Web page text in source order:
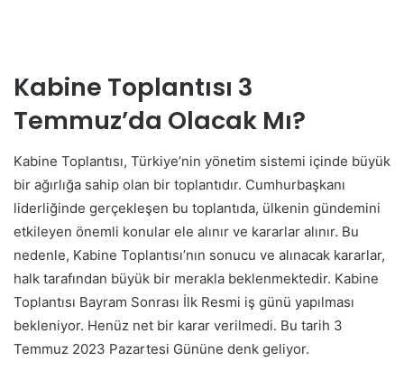
Kabine Toplantısı 3
Temmuz’da Olacak Mı?
Kabine Toplantısı, Türkiye’nin yönetim sistemi içinde büyük
bir ağırlığa sahip olan bir toplantıdır. Cumhurbaşkanı
liderliğinde gerçekleşen bu toplantıda, ülkenin gündemini
etkileyen önemli konular ele alınır ve kararlar alınır. Bu
nedenle, Kabine Toplantısı’nın sonucu ve alınacak kararlar,
halk tarafından büyük bir merakla beklenmektedir. Kabine
Toplantısı Bayram Sonrası İlk Resmi iş günü yapılması
bekleniyor. Henüz net bir karar verilmedi. Bu tarih 3
Temmuz 2023 Pazartesi Gününe denk geliyor.